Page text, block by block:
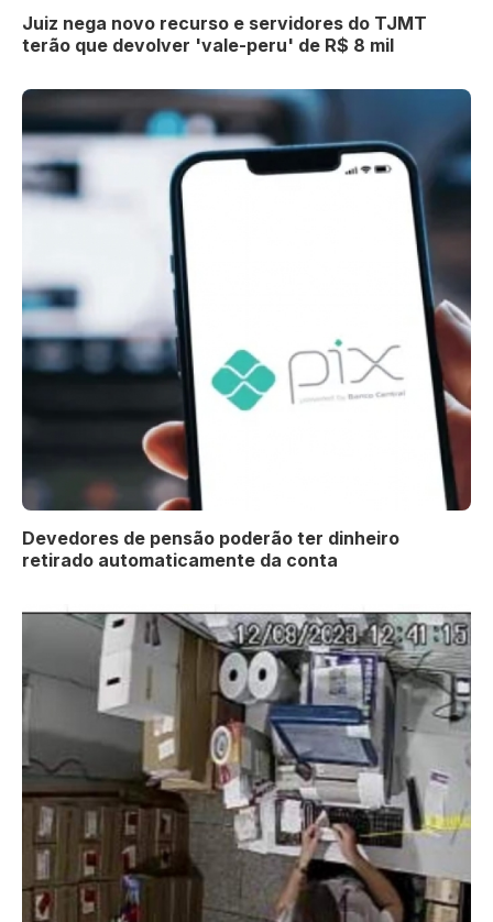
Juiz nega novo recurso e servidores do TJMT
terão que devolver 'vale-peru' de R$ 8 mil
Devedores de pensão poderão ter dinheiro
retirado automaticamente da conta